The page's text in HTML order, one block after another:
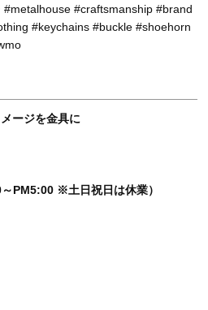
#metalhouse #craftsmanship #brand
#keychains #buckle #shoehorn
ージを金具に
PM5:00 ※土日祝日は休業）